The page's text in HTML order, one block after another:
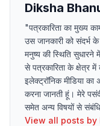
Diksha
"पत्रकारिता का मुख्य
उस जानकारी को संदर्भ
मनुष्य की स्थिति सुधारने
से पत्रकारिता के क्षेत्र
इलेक्ट्रॉनिक मीडिया का
करना जानती हूं। मेरे
समेत अन्य विषयों से
View all posts by